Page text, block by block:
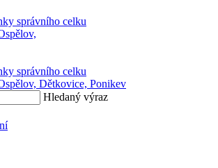
správního celku
správního celku
Dětkovice, Ponikev
Hledaný výraz